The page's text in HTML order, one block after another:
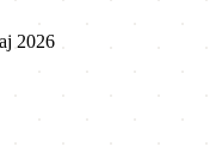
2026